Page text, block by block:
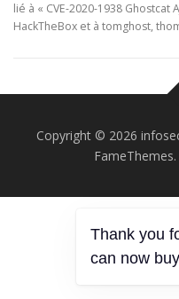
lié à « CVE-2020-1938 Ghostcat
HackTheBox et à tomghost,
Copyright © 2026
Thank you
can now